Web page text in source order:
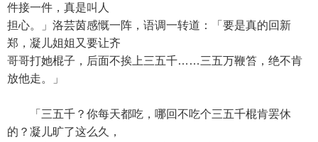
件接一件，真是叫人
担心。」洛芸茵感慨一阵，语调一转道：「要是真的回新
郑，凝儿姐姐又要让齐
哥哥打她棍子，后面不挨上三五千……三五万鞭笞，绝不肯
放他走。」
「三五千？你每天都吃，哪回不吃个三五千棍肯罢休
的？凝儿旷了这么久，